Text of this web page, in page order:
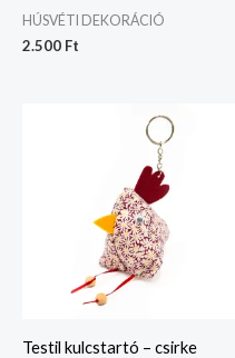
HÚSVÉTI DEKORÁCIÓ
2.500 Ft
Testil kulcstartó – csirke